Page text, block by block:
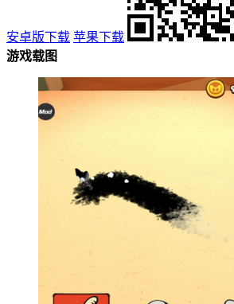
安卓版下载 苹果下载
游戏载图